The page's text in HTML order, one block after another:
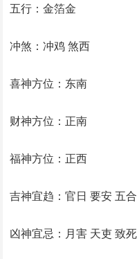
五行：金箔金
冲煞：冲鸡 煞西
喜神方位：东南
财神方位：正南
福神方位：正西
吉神宜趋：官日 要安 五
凶神宜忌：月害 天吏 致